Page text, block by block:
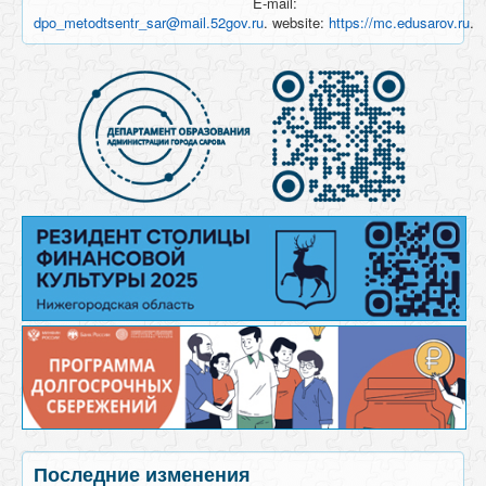
dpo_metodtsentr_sar@mail.52gov.ru. website: https://mc.edusarov.ru.
Последние изменения